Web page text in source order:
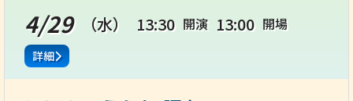
4/29 （水） 13:30 開演 13:00 開場
詳細